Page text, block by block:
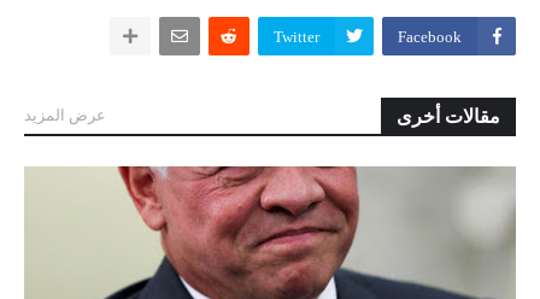
Facebook
Twitter
مقالات أخرى عرض المزيد